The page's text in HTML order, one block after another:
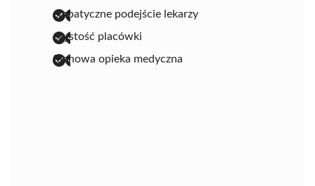
empatyczne podejście lekarzy
czystość placówki
fachowa opieka medyczna